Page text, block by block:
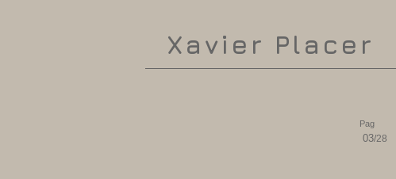
Xavier Placer
Pag
03/28